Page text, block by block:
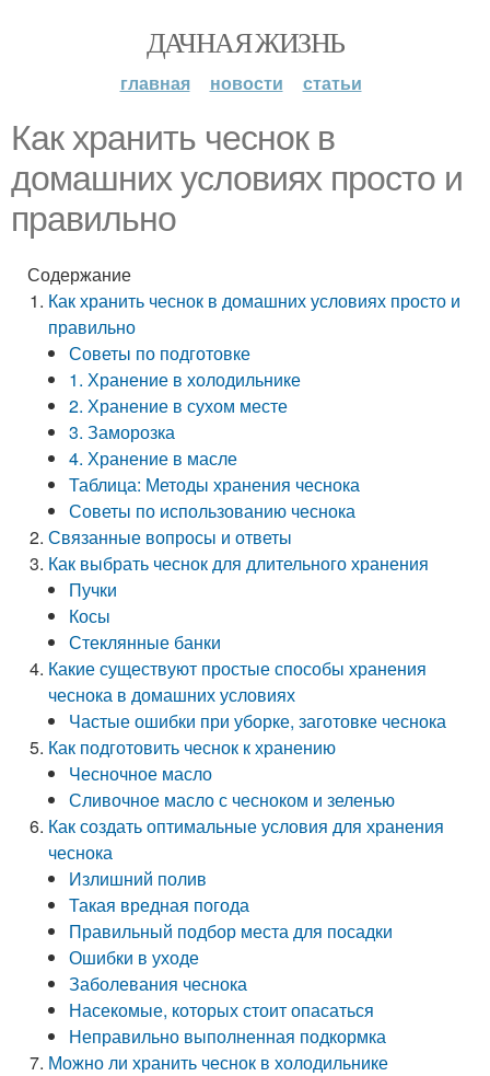
ДАЧНАЯ ЖИЗНЬ
главная новости статьи
Как хранить чеснок в
домашних условиях просто и
правильно
Содержание
Как хранить чеснок в домашних условиях просто и
правильно
Советы по подготовке
1. Хранение в холодильнике
2. Хранение в сухом месте
3. Заморозка
4. Хранение в масле
Таблица: Методы хранения чеснока
Советы по использованию чеснока
Связанные вопросы и ответы
Как выбрать чеснок для длительного хранения
Пучки
Косы
Стеклянные банки
Какие существуют простые способы хранения
чеснока в домашних условиях
Частые ошибки при уборке, заготовке чеснока
Как подготовить чеснок к хранению
Чесночное масло
Сливочное масло с чесноком и зеленью
Как создать оптимальные условия для хранения
чеснока
Излишний полив
Такая вредная погода
Правильный подбор места для посадки
Ошибки в уходе
Заболевания чеснока
Насекомые, которых стоит опасаться
Неправильно выполненная подкормка
Можно ли хранить чеснок в холодильнике